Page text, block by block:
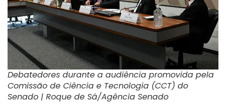
Debatedores durante a audiência promovida pela
Comissão de Ciência e Tecnologia (CCT) do
Senado | Roque de Sá/Agência Senado